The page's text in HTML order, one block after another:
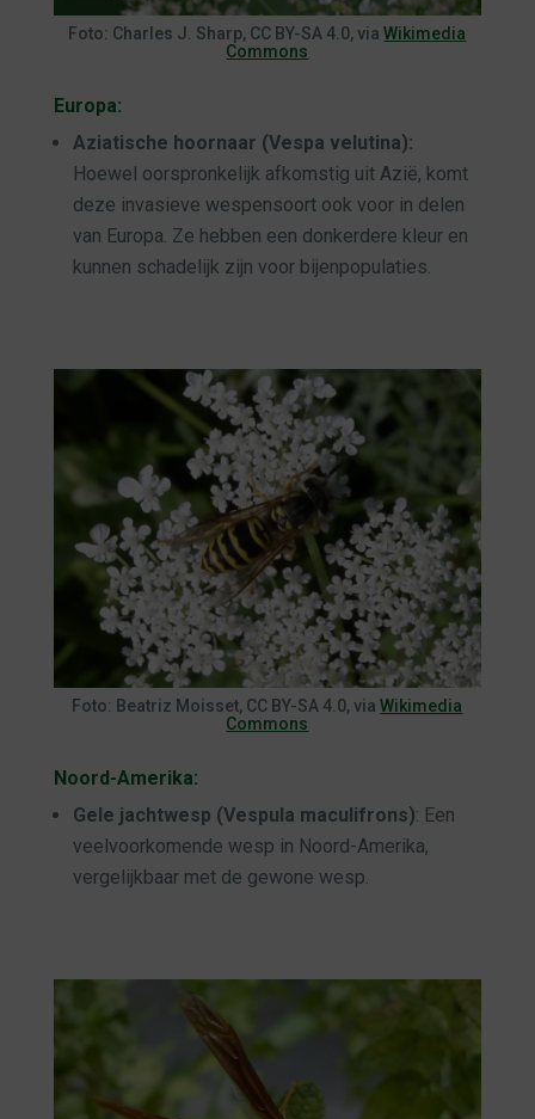
Foto: Charles J. Sharp, CC BY-SA 4.0, viaWikimedia
Commons
Europa:
Aziatische hoornaar (Vespa velutina):
Hoewel oorspronkelijk afkomstig uit Azië, komt
deze invasieve wespensoort ook voor in delen
van Europa. Ze hebben een donkerdere kleur en
kunnen schadelijk zijn voor bijenpopulaties.
Foto: Beatriz Moisset, CC BY-SA 4.0, viaWikimedia
Commons
Noord-Amerika:
Gele jachtwesp (Vespula maculifrons): Een
veelvoorkomende wesp in Noord-Amerika,
vergelijkbaar met de gewone wesp.